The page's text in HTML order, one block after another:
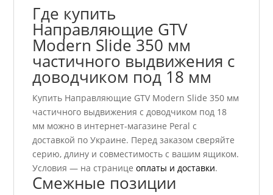
Где купить
Направляющие GTV
Modern Slide 350 мм
частичного выдвижения с
доводчиком под 18 мм
Купить Направляющие GTV Modern Slide 350 мм
частичного выдвижения с доводчиком под 18
мм можно в интернет-магазине Peral с
доставкой по Украине. Перед заказом сверяйте
серию, длину и совместимость с вашим ящиком.
Условия — на страницеоплаты и доставки.
Смежные позиции